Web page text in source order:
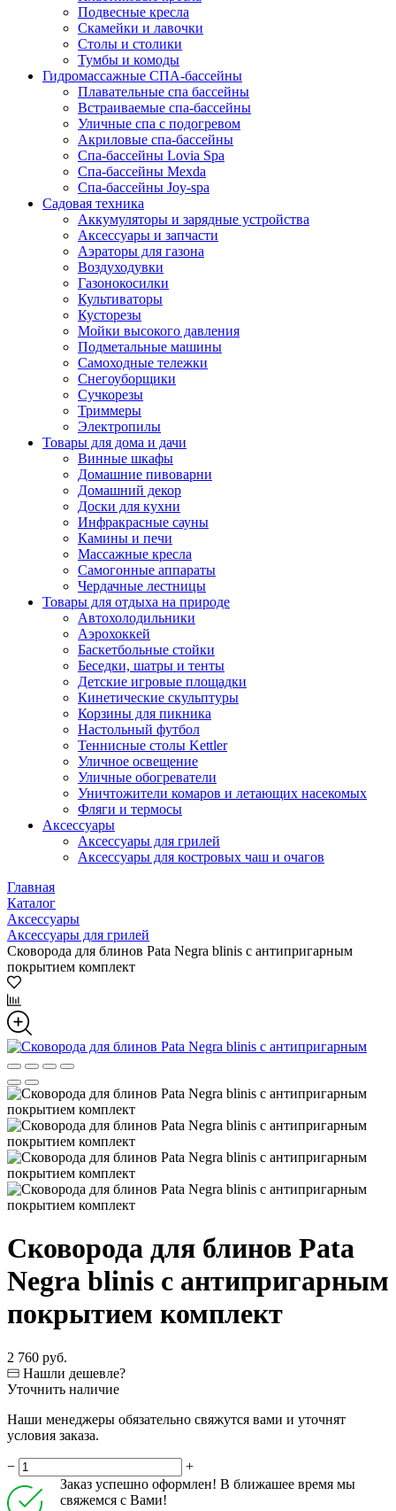
Подвесные кресла
Скамейки и лавочки
Столы и столики
Тумбы и комоды
Гидромассажные СПА-бассейны
Плавательные спа бассейны
Встраиваемые спа-бассейны
Уличные спа с подогревом
Акриловые спа-бассейны
Спа-бассейны Lovia Spa
Спа-бассейны Mexda
Спа-бассейны Joy-spa
Садовая техника
Аккумуляторы и зарядные устройства
Аксессуары и запчасти
Аэраторы для газона
Воздуходувки
Газонокосилки
Культиваторы
Кусторезы
Мойки высокого давления
Подметальные машины
Самоходные тележки
Снегоуборщики
Сучкорезы
Триммеры
Электропилы
Товары для дома и дачи
Винные шкафы
Домашние пивоварни
Домашний декор
Доски для кухни
Инфракрасные сауны
Камины и печи
Массажные кресла
Самогонные аппараты
Чердачные лестницы
Товары для отдыха на природе
Автохолодильники
Аэрохоккей
Баскетбольные стойки
Беседки, шатры и тенты
Детские игровые площадки
Кинетические скульптуры
Корзины для пикника
Настольный футбол
Теннисные столы Kettler
Уличное освещение
Уличные обогреватели
Уничтожители комаров и летающих насекомых
Фляги и термосы
Аксессуары
Аксессуары для грилей
Аксессуары для костровых чаш и очагов
Главная
Каталог
Аксессуары
Аксессуары для грилей
Сковорода для блинов Pata Negra blinis c антипригарным
покрытием комплект
Сковорода для блинов Pata
Negra blinis c антипригарным
покрытием комплект
2 760 руб.
Нашли дешевле?
Уточнить наличие
Наши менеджеры обязательно свяжутся вами и уточнят
условия заказа.
−
+
Заказ успешно оформлен! В ближашее время мы
свяжемся с Вами!